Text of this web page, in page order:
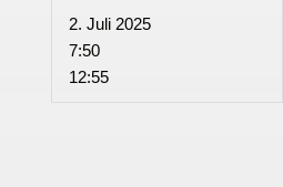
2. Juli 2025
7:50
12:55